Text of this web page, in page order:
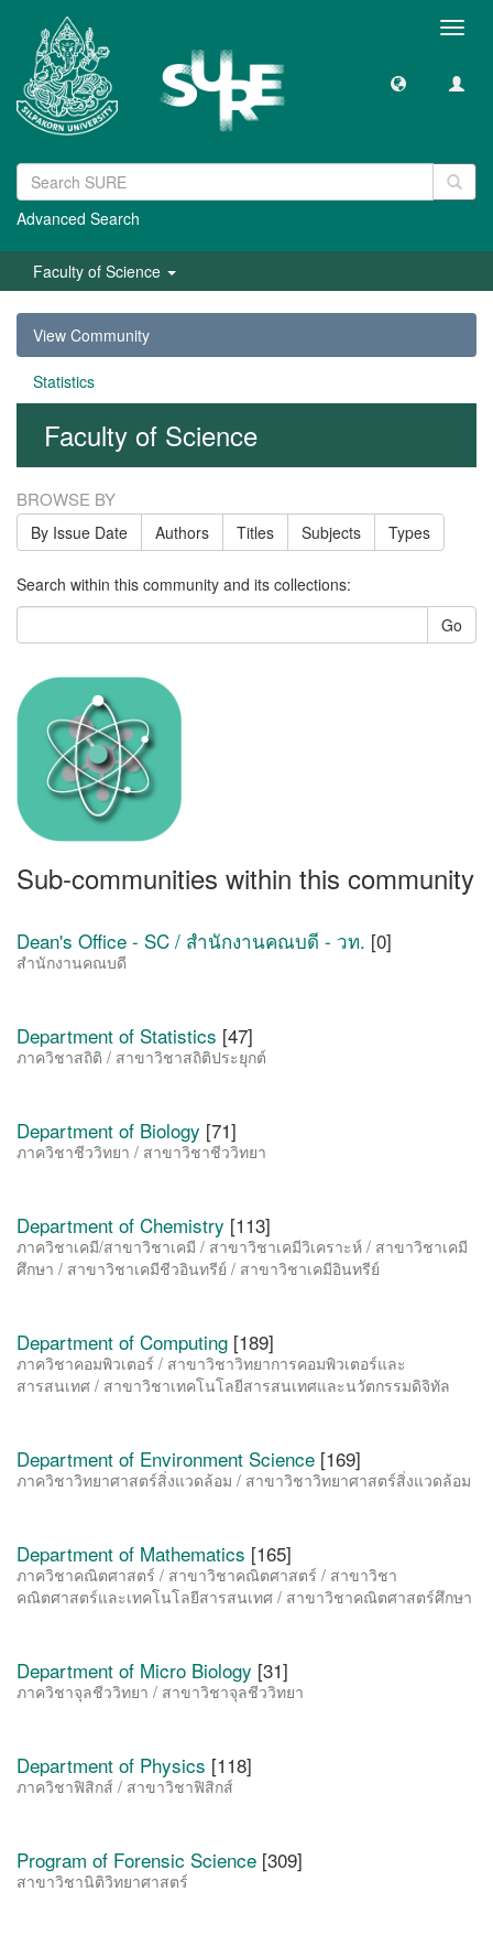
Advanced Search
Faculty of Science
View Community
Statistics
Faculty of Science
BROWSE BY
By Issue Date Authors Titles Subjects Types
Search within this community and its collections:
Go
Sub-communities within this community
Dean's Office - SC / สำนักงานคณบดี - วท. [0]
สำนักงานคณบดี
Department of Statistics [47]
ภาควิชาสถิติ / สาขาวิชาสถิติประยุกต์
Department of Biology [71]
ภาควิชาชีววิทยา / สาขาวิชาชีววิทยา
Department of Chemistry [113]
ภาควิชาเคมี/สาขาวิชาเคมี / สาขาวิชาเคมีวิเคราะห์ / สาขาวิชาเคมี
ศึกษา / สาขาวิชาเคมีชีวอินทรีย์ / สาขาวิชาเคมีอินทรีย์
Department of Computing [189]
ภาควิชาคอมพิวเตอร์ / สาขาวิชาวิทยาการคอมพิวเตอร์และ
สารสนเทศ / สาขาวิชาเทคโนโลยีสารสนเทศและนวัตกรรมดิจิทัล
Department of Environment Science [169]
ภาควิชาวิทยาศาสตร์สิ่งแวดล้อม / สาขาวิชาวิทยาศาสตร์สิ่งแวดล้อม
Department of Mathematics [165]
ภาควิชาคณิตศาสตร์ / สาขาวิชาคณิตศาสตร์ / สาขาวิชา
คณิตศาสตร์และเทคโนโลยีสารสนเทศ / สาขาวิชาคณิตศาสตร์ศึกษา
Department of Micro Biology [31]
ภาควิชาจุลชีววิทยา / สาขาวิชาจุลชีววิทยา
Department of Physics [118]
ภาควิชาฟิสิกส์ / สาขาวิชาฟิสิกส์
Program of Forensic Science [309]
สาขาวิชานิติวิทยาศาสตร์